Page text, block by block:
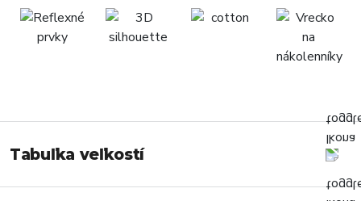
Tabuľka veľkostí